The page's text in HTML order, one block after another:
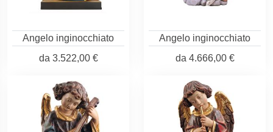
Angelo inginocchiato
da 3.522,00 €
Angelo inginocchiato
da 4.666,00 €